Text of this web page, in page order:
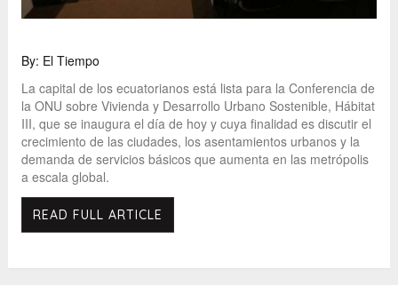
By: El Tiempo
La capital de los ecuatorianos está lista para la Conferencia de
la ONU sobre Vivienda y Desarrollo Urbano Sostenible, Hábitat
III, que se inaugura el día de hoy y cuya finalidad es discutir el
crecimiento de las ciudades, los asentamientos urbanos y la
demanda de servicios básicos que aumenta en las metrópolis
a escala global.
READ FULL ARTICLE